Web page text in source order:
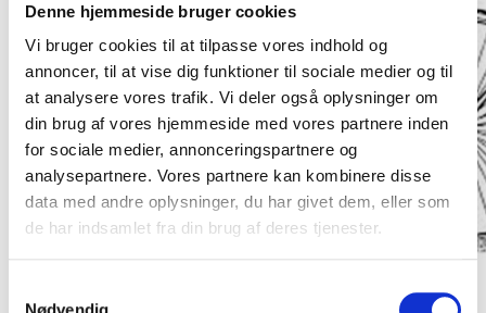
Denne hjemmeside bruger cookies
Vi bruger cookies til at tilpasse vores indhold og
annoncer, til at vise dig funktioner til sociale medier og til
at analysere vores trafik. Vi deler også oplysninger om
din brug af vores hjemmeside med vores partnere inden
for sociale medier, annonceringspartnere og
analysepartnere. Vores partnere kan kombinere disse
data med andre oplysninger, du har givet dem, eller som
de har indsamlet fra din brug af deres tjenester.
Nødvendig